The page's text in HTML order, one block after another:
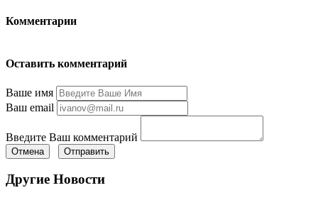
Комментарии
Оставить комментарий
Ваше имя
Ваш email
Введите Ваш комментарий
Отмена Отправить
Другие Новости